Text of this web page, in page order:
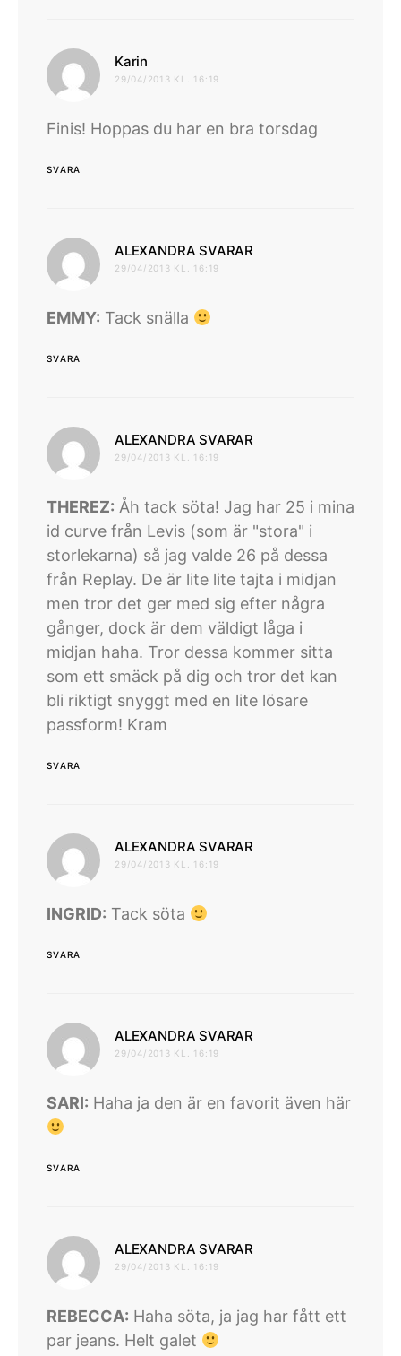
Karin
29/04/2013 KL. 16:19
Finis! Hoppas du har en bra torsdag
SVARA
ALEXANDRA SVARAR
29/04/2013 KL. 16:19
EMMY: Tack snälla
SVARA
ALEXANDRA SVARAR
29/04/2013 KL. 16:19
THEREZ: Åh tack söta! Jag har 25 i mina
id curve från Levis (som är "stora" i
storlekarna) så jag valde 26 på dessa
från Replay. De är lite lite tajta i midjan
men tror det ger med sig efter några
gånger, dock är dem väldigt låga i
midjan haha. Tror dessa kommer sitta
som ett smäck på dig och tror det kan
bli riktigt snyggt med en lite lösare
passform! Kram
SVARA
ALEXANDRA SVARAR
29/04/2013 KL. 16:19
INGRID: Tack söta
SVARA
ALEXANDRA SVARAR
29/04/2013 KL. 16:19
SARI: Haha ja den är en favorit även här
SVARA
ALEXANDRA SVARAR
29/04/2013 KL. 16:19
REBECCA: Haha söta, ja jag har fått ett
par jeans. Helt galet